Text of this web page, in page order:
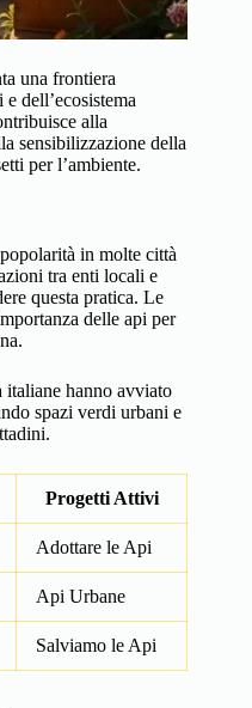
una frontiera
dell’ecosistema
alla
sensibilizzazione della
per l’ambiente.
in molte città
tra enti locali e
questa pratica. Le
delle api per
italiane hanno avviato
spazi verdi urbani e
Progetti Attivi
Adottare le Api
Api Urbane
Salviamo le Api